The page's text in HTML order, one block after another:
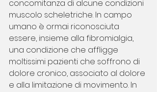
concomitanza di alcune condizioni
muscolo scheletriche. In campo
umano è ormai riconosciuta
essere, insieme alla fibromialgia,
una condizione che affligge
moltissimi pazienti che soffrono di
dolore cronico, associato al dolore
e alla limitazione di movimento. In